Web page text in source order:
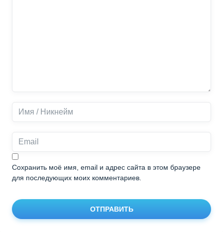
Сохранить моё имя, email и адрес сайта в этом браузере
для последующих моих комментариев.
ОТПРАВИТЬ